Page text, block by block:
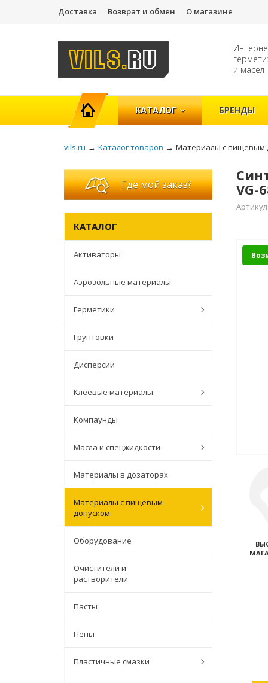
Доставка Возврат и обмен О магазине
и масел
ГЛАВНАЯ
КАТАЛОГ БРЕНДЫ
vils.ru → Каталог товаров → Материалы с пищевым
Где мой заказ?
КАТАЛОГ
Активаторы
Аэрозольные материалы
Герметики
Грунтовки
Дисперсии
Клеевые материалы
Компаунды
Масла и спецжидкости
Материалы в дозаторах
Материалы с пищевым
допуском
Оборудование
Очистители и
растворители
Пасты
Пены
Пластичные смазки
VG-